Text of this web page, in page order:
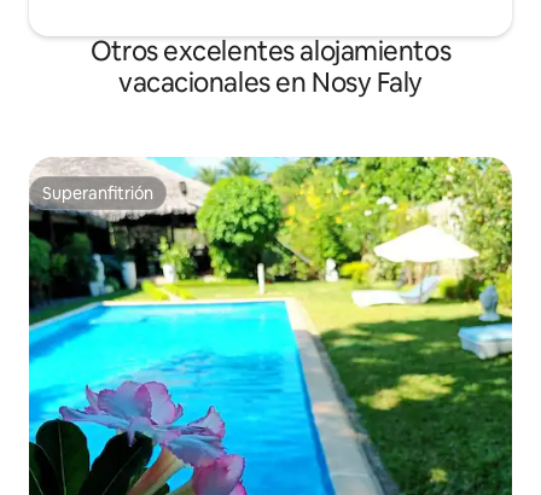
Otros excelentes alojamientos
vacacionales en Nosy Faly
Superanfitrión
Superanfitrión